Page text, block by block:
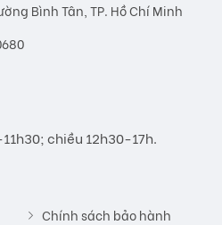
Bình Tân, TP. Hồ Chí Minh
chiều 12h30-17h.
Chính sách bảo hành